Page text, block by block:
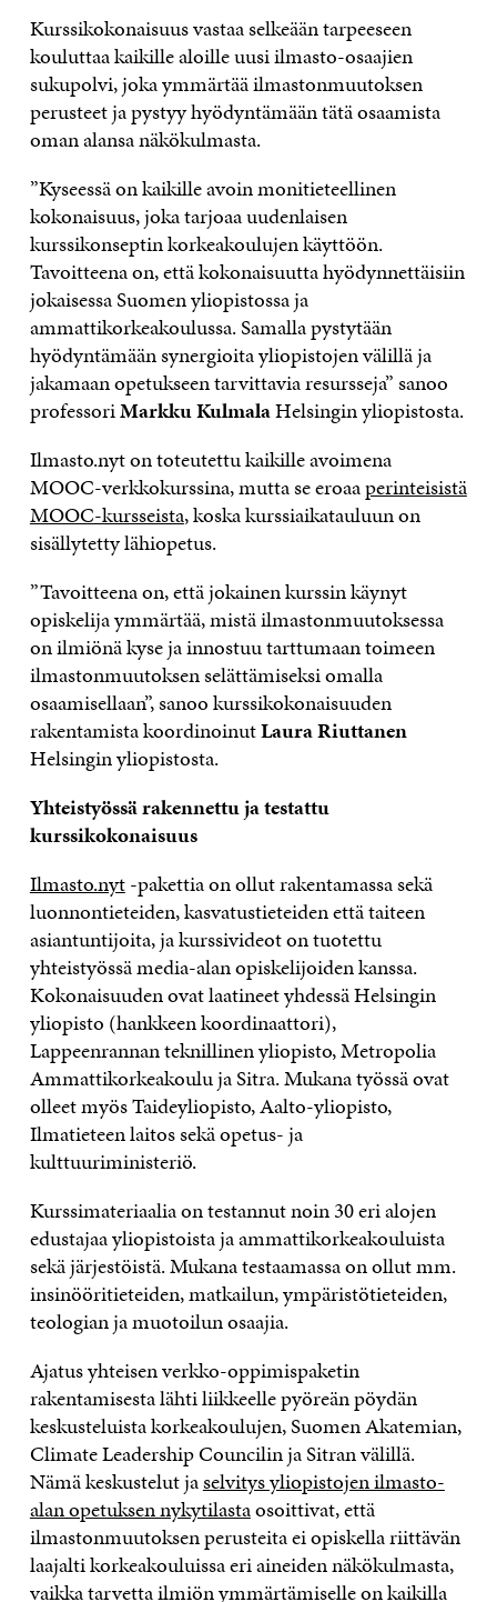
Kurssikokonaisuus vastaa selkeään tarpeeseen
kouluttaa kaikille aloille uusi ilmasto-osaajien
sukupolvi, joka ymmärtää ilmastonmuutoksen
perusteet ja pystyy hyödyntämään tätä osaamista
oman alansa näkökulmasta.
”Kyseessä on kaikille avoin monitieteellinen
kokonaisuus, joka tarjoaa uudenlaisen
kurssikonseptin korkeakoulujen käyttöön.
Tavoitteena on, että kokonaisuutta hyödynnettäisiin
jokaisessa Suomen yliopistossa ja
ammattikorkeakoulussa. Samalla pystytään
hyödyntämään synergioita yliopistojen välillä ja
jakamaan opetukseen tarvittavia resursseja” sanoo
professoriMarkku KulmalaHelsingin yliopistosta.
Ilmasto.nyt on toteutettu kaikille avoimena
MOOC-verkkokurssina, mutta se eroaaperinteisistä
MOOC-kursseista, koska kurssiaikatauluun on
sisällytetty lähiopetus.
”Tavoitteena on, että jokainen kurssin käynyt
opiskelija ymmärtää, mistä ilmastonmuutoksessa
on ilmiönä kyse ja innostuu tarttumaan toimeen
ilmastonmuutoksen selättämiseksi omalla
osaamisellaan”, sanoo kurssikokonaisuuden
rakentamista koordinoinutLaura Riuttanen
Helsingin yliopistosta.
Yhteistyössä rakennettu ja testattu
kurssikokonaisuus
Ilmasto.nyt-pakettia on ollut rakentamassa sekä
luonnontieteiden, kasvatustieteiden että taiteen
asiantuntijoita, ja kurssivideot on tuotettu
yhteistyössä media-alan opiskelijoiden kanssa.
Kokonaisuuden ovat laatineet yhdessä Helsingin
yliopisto (hankkeen koordinaattori),
Lappeenrannan teknillinen yliopisto, Metropolia
Ammattikorkeakoulu ja Sitra. Mukana työssä ovat
olleet myös Taideyliopisto, Aalto-yliopisto,
Ilmatieteen laitos sekä opetus- ja
kulttuuriministeriö.
Kurssimateriaalia on testannut noin 30 eri alojen
edustajaa yliopistoista ja ammattikorkeakouluista
sekä järjestöistä. Mukana testaamassa on ollut mm.
insinööritieteiden, matkailun, ympäristötieteiden,
teologian ja muotoilun osaajia.
Ajatus yhteisen verkko-oppimispaketin
rakentamisesta lähti liikkeelle pyöreän pöydän
keskusteluista korkeakoulujen, Suomen Akatemian,
Climate Leadership Councilin ja Sitran välillä.
Nämä keskustelut jaselvitys yliopistojen ilmasto-
alan opetuksen nykytilastaosoittivat, että
ilmastonmuutoksen perusteita ei opiskella riittävän
laajalti korkeakouluissa eri aineiden näkökulmasta,
vaikka tarvetta ilmiön ymmärtämiselle on kaikilla